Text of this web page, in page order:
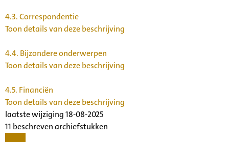
4.3.Correspondentie
Toon details van deze beschrijving
4.4. Bijzondere onderwerpen
Toon details van deze beschrijving
4.5. Financiën
Toon details van deze beschrijving
laatste wijziging 18-08-2025
11 beschreven archiefstukken